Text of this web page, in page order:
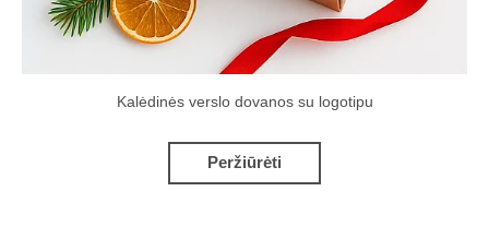
Kalėdinės verslo dovanos su logotipu
Peržiūrėti